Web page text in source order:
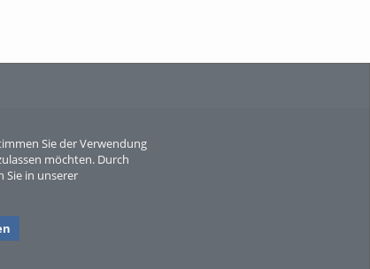
Sie der Verwendung
möchten. Durch
Sie in unserer
Sperber